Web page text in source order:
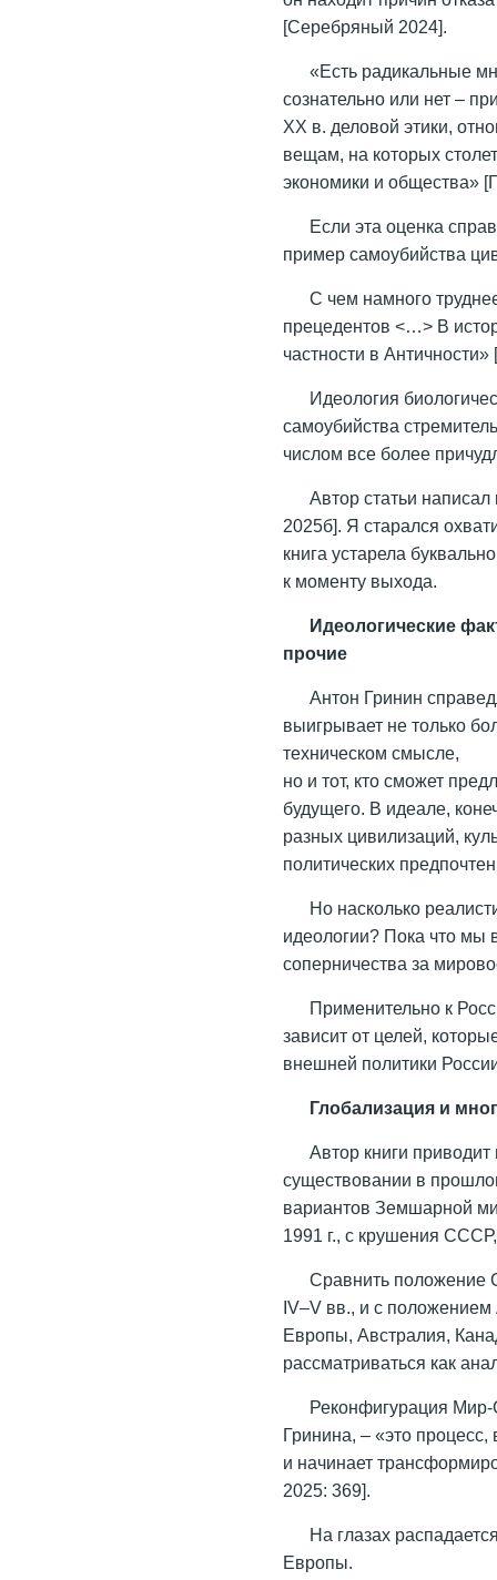
[Серебряный 2024].
«Есть радикальные
сознательно или нет –
ХХ в. деловой этики,
вещам, на которых
экономики и общества»
Если эта оценка
пример самоубийства
С чем намного
прецедентов <…> В
частности в
Идеология
самоубийства
числом все более
Автор статьи
2025б]. Я старался
книга устарела буквально
к моменту выхода.
Идеологические
прочие
Антон Гринин
выигрывает не только
техническом смысле,
но и тот, кто сможет
будущего. В идеале,
разных цивилизаций,
политических
Но насколько
идеологии? Пока что мы
соперничества за
Применительно к
зависит от целей,
внешней политики
Глобализация и
Автор книги
существовании в
вариантов Земшарной
1991 г., с крушения
Сравнить
IV–V вв., и с
Европы, Австралия,
рассматриваться как
Реконфигурация Мир-
Гринина, – «это
и начинает
2025: 369].
На глазах
Европы.